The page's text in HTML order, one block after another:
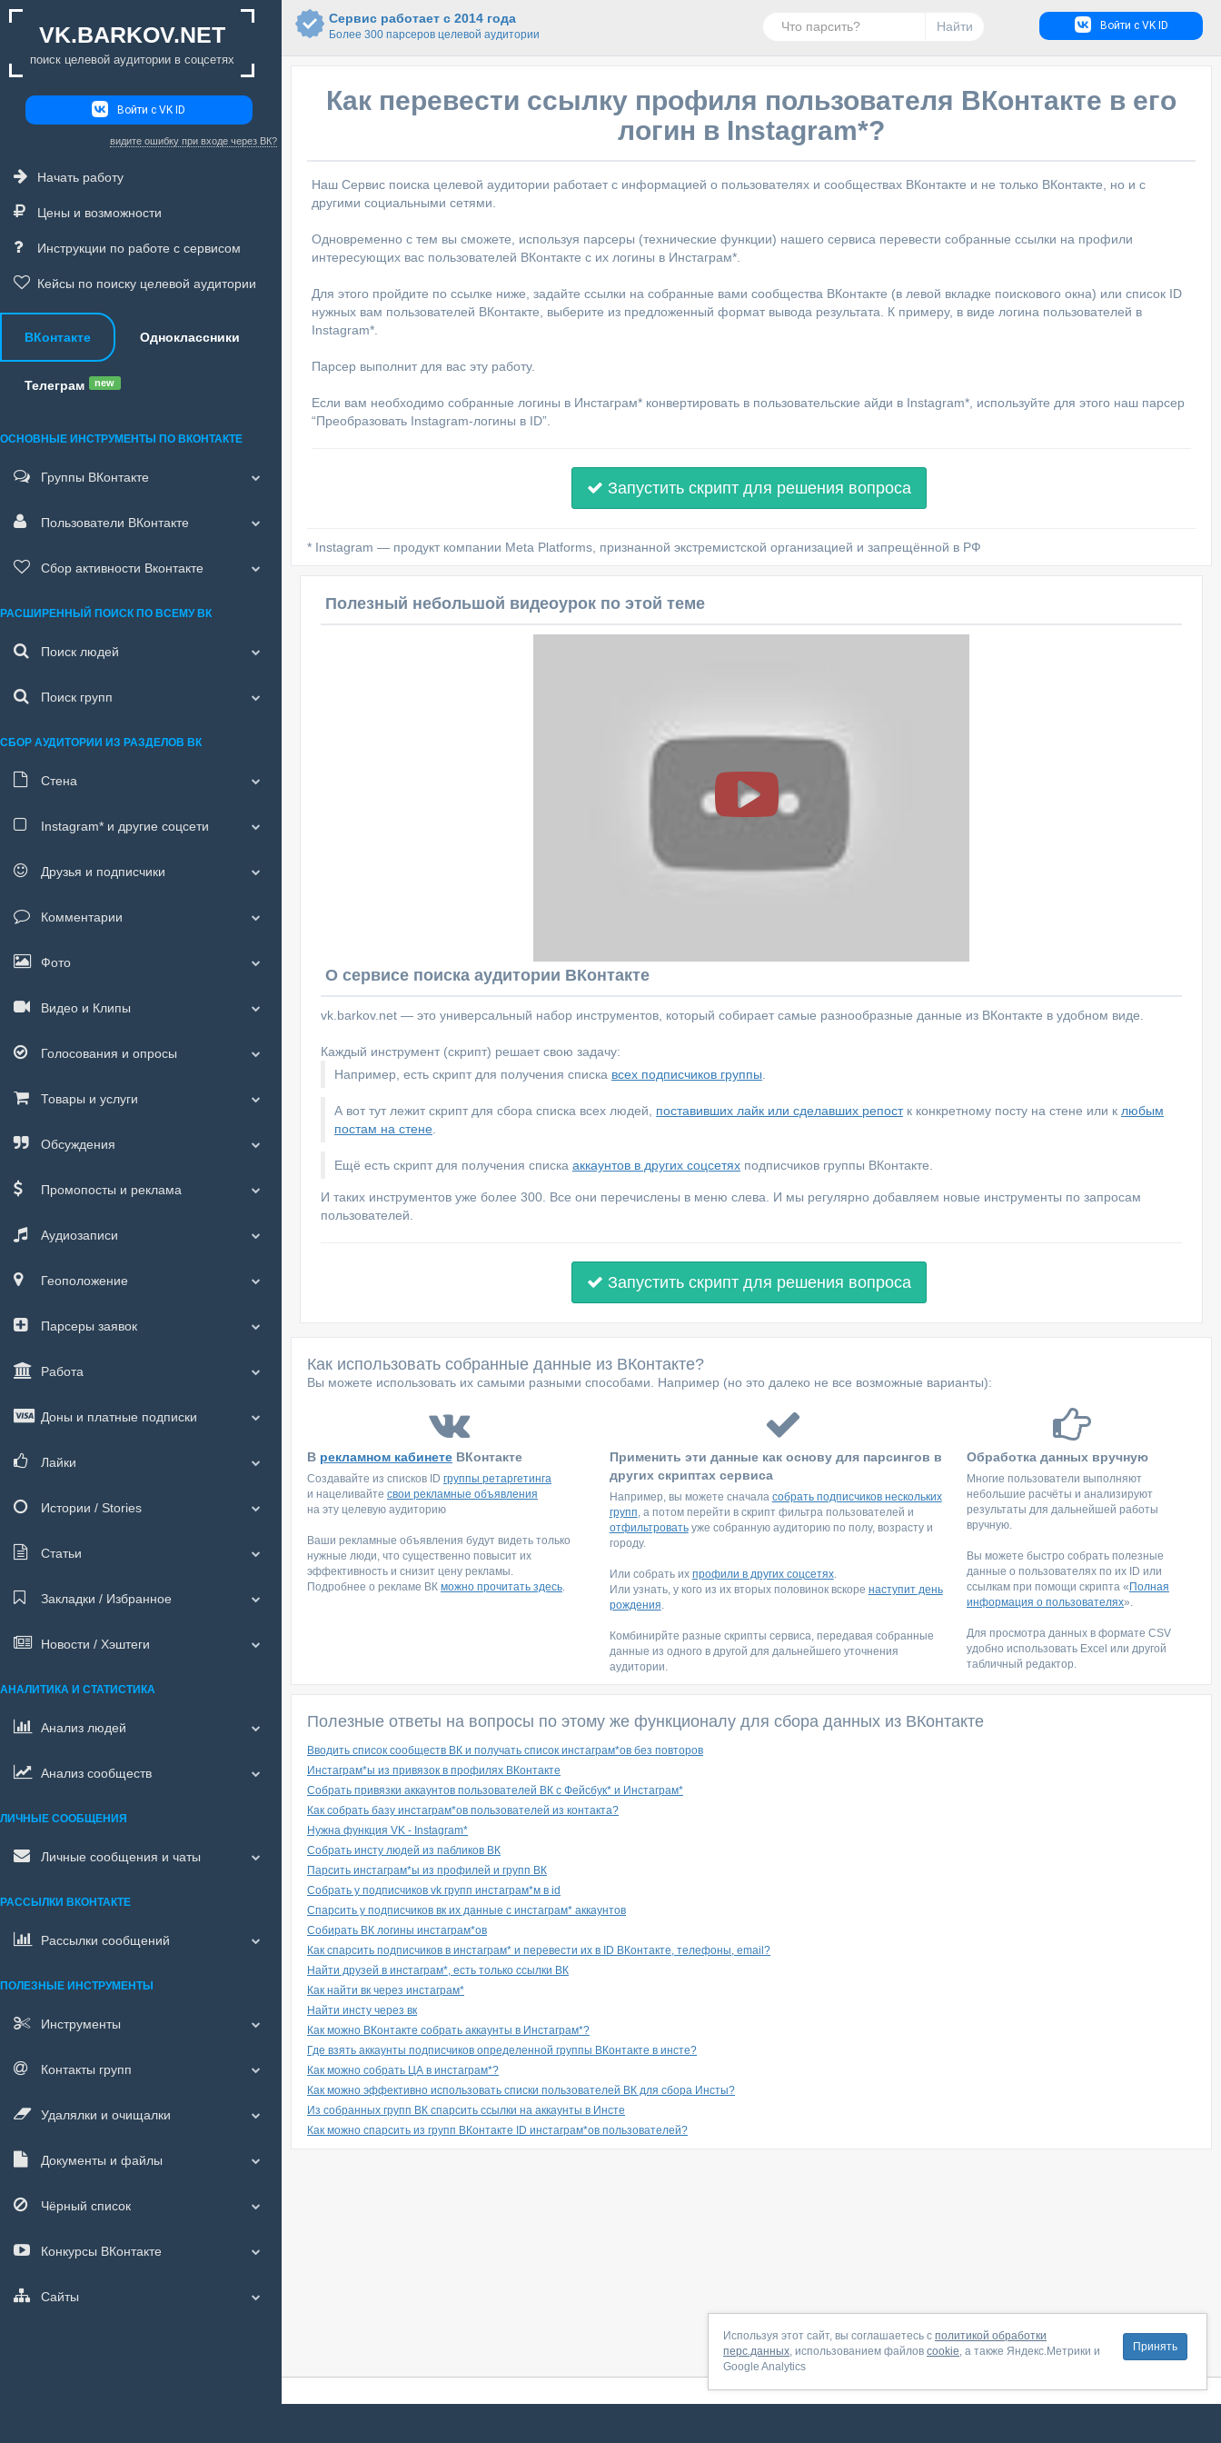
Сервис работает с 2014 года
Более 300 парсеров целевой аудитории
Войти с VK ID
Найти
Как перевести ссылку профиля пользователя ВКонтакте в его
логин в Instagram*?
Наш Сервис поиска целевой аудитории работает с информацией о пользователях и сообществах ВКонтакте и не только ВКонтакте, но и с
другими социальными сетями.
Одновременно с тем вы сможете, используя парсеры (технические функции) нашего сервиса перевести собранные ссылки на профили
интересующих вас пользователей ВКонтакте с их логины в Инстаграм*.
Для этого пройдите по ссылке ниже, задайте ссылки на собранные вами сообщества ВКонтакте (в левой вкладке поискового окна) или список ID
нужных вам пользователей ВКонтакте, выберите из предложенный формат вывода результата. К примеру, в виде логина пользователей в
Instagram*.
Парсер выполнит для вас эту работу.
Если вам необходимо собранные логины в Инстаграм* конвертировать в пользовательские айди в Instagram*, используйте для этого наш парсер
“Преобразовать Instagram-логины в ID”.
Запустить скрипт для решения вопроса
* Instagram — продукт компании Meta Platforms, признанной экстремистской организацией и запрещённой в РФ
Полезный небольшой видеоурок по этой теме
О сервисе поиска аудитории ВКонтакте
vk.barkov.net — это универсальный набор инструментов, который собирает самые разнообразные данные из ВКонтакте в удобном виде.
Каждый инструмент (скрипт) решает свою задачу:
Например, есть скрипт для получения списка всех подписчиков группы
А вот тут лежит скрипт для сбора списка всех людей, поставивших лайк или сделавших репостк конкретному посту на стене или к любым
постам на стене
Ещё есть скрипт для получения списка аккаунтов в других соцсетях подписчиков группы ВКонтакте.
И таких инструментов уже более 300. Все они перечислены в меню слева. И мы регулярно добавляем новые инструменты по запросам
пользователей.
Запустить скрипт для решения вопроса
Как использовать собранные данные из ВКонтакте?
Вы можете использовать их самыми разными способами. Например (но это далеко не все возможные варианты):
В рекламном кабинете ВКонтакте
Создавайте из списков ID группы ретаргетинга
и нацеливайте свои рекламные объявления
на эту целевую аудиторию
Ваши рекламные объявления будут видеть только
нужные люди, что существенно повысит их
эффективность и снизит цену рекламы.
Подробнее о рекламе ВК можно прочитать здесь.
Применить эти данные как основу для парсингов в
других скриптах сервиса
Например, вы можете сначала собрать подписчиков нескольких
групп, а потом перейти в скрипт фильтра пользователей и
отфильтроватьуже собранную аудиторию по полу, возрасту и
городу.
Или собрать их профили в других соцсетях.
Или узнать, у кого из их вторых половинок вскоре наступит день
рождения.
Комбинирйте разные скрипты сервиса, передавая собранные
данные из одного в другой для дальнейшего уточнения
аудитории.
Обработка данных вручную
Многие пользователи выполняют
небольшие расчёты и анализируют
результаты для дальнейшей работы
вручную.
Вы можете быстро собрать полезные
данные о пользователях по их ID или
ссылкам при помощи скрипта « Полная
информация о пользователях».
Для просмотра данных в формате CSV
удобно использовать Excel или другой
табличный редактор.
Полезные ответы на вопросы по этому же функционалу для сбора данных из ВКонтакте
Вводить список сообществ ВК и получать список инстаграм*ов без повторов
Инстаграм*ы из привязок в профилях ВКонтакте
Собрать привязки аккаунтов пользователей ВК с Фейсбук* и Инстаграм*
Как собрать базу инстаграм*ов пользователей из контакта?
Нужна функция VK - Instagram*
Собрать инсту людей из пабликов ВК
Парсить инстаграм*ы из профилей и групп ВК
Собрать у подписчиков vk групп инстаграм*м в id
Спарсить у подписчиков вк их данные с инстаграм* аккаунтов
Собирать ВК логины инстаграм*ов
Как спарсить подписчиков в инстаграм* и перевести их в ID ВКонтакте, телефоны, email?
Найти друзей в инстаграм*, есть только ссылки ВК
Как найти вк через инстаграм*
Найти инсту через вк
Как можно ВКонтакте собрать аккаунты в Инстаграм*?
Где взять аккаунты подписчиков определенной группы ВКонтакте в инсте?
Как можно собрать ЦА в инстаграм*?
Как можно эффективно использовать списки пользователей ВК для сбора Инсты?
Из собранных групп ВК спарсить ссылки на аккаунты в Инсте
Как можно спарсить из групп ВКонтакте ID инстаграм*ов пользователей?
VK.BARKOV.NET
поиск целевой аудитории в соцсетях
Войти с VK ID
видите ошибку при входе через ВК?
Начать работу
Цены и возможности
Инструкции по работе с сервисом
Кейсы по поиску целевой аудитории
ВКонтакте Одноклассники
Телеграм new
ОСНОВНЫЕ ИНСТРУМЕНТЫ ПО ВКОНТАКТЕ
Группы ВКонтакте
Пользователи ВКонтакте
Сбор активности Вконтакте
РАСШИРЕННЫЙ ПОИСК ПО ВСЕМУ ВК
Поиск людей
Поиск групп
СБОР АУДИТОРИИ ИЗ РАЗДЕЛОВ ВК
Стена
Instagram* и другие соцсети
Друзья и подписчики
Комментарии
Фото
Видео и Клипы
Голосования и опросы
Товары и услуги
Обсуждения
Промопосты и реклама
Аудиозаписи
Геоположение
Парсеры заявок
Работа
Доны и платные подписки
Лайки
Истории / Stories
Статьи
Закладки / Избранное
Новости / Хэштеги
АНАЛИТИКА И СТАТИСТИКА
Анализ людей
Анализ сообществ
ЛИЧНЫЕ СООБЩЕНИЯ
Личные сообщения и чаты
РАССЫЛКИ ВКОНТАКТЕ
Рассылки сообщений
ПОЛЕЗНЫЕ ИНСТРУМЕНТЫ
Инструменты
Контакты групп
Удалялки и очищалки
Документы и файлы
Чёрный список
Конкурсы ВКонтакте
Сайты
Принять
Используя этот сайт, вы соглашаетесь с политикой обработки
перс.данных, использованием файлов cookie, а также Яндекс.Метрики и
Google Analytics